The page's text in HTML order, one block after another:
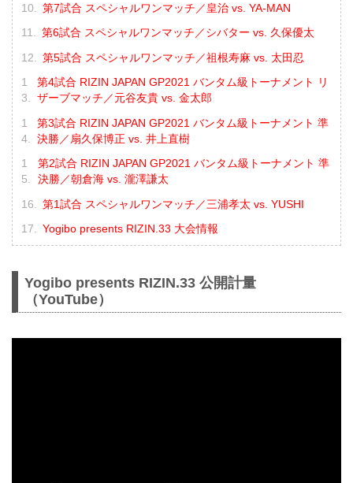
第7試合 スペシャルワンマッチ／皇治 vs. YA-MAN
第6試合 スペシャルワンマッチ／シバター vs. 久保優太
第5試合 スペシャルワンマッチ／祖根寿麻 vs. 太田忍
第4試合 RIZIN JAPAN GP2021 バンタム級トーナメント リ
ザーブマッチ／元谷友貴 vs. 金太郎
第3試合 RIZIN JAPAN GP2021 バンタム級トーナメント 準
決勝／扇久保博正 vs. 井上直樹
第2試合 RIZIN JAPAN GP2021 バンタム級トーナメント 準
決勝／朝倉海 vs. 瀧澤謙太
第1試合 スペシャルワンマッチ／三浦孝太 vs. YUSHI
Yogibo presents RIZIN.33 大会情報
Yogibo presents RIZIN.33 公開計量
（YouTube）